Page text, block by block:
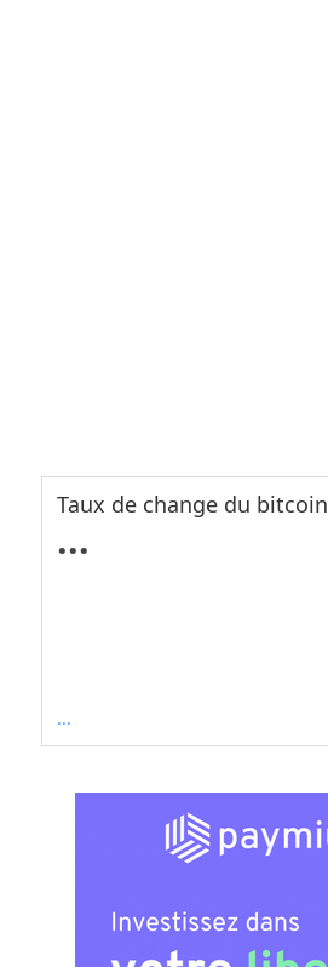
Taux de change du bitcoin
...
...